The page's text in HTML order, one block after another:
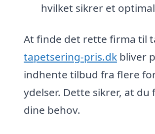
hvilket sikrer et
At finde det rette firma til
tapetsering-pris.dk bliver
indhente tilbud fra flere
ydelser. Dette sikrer, at
dine behov.